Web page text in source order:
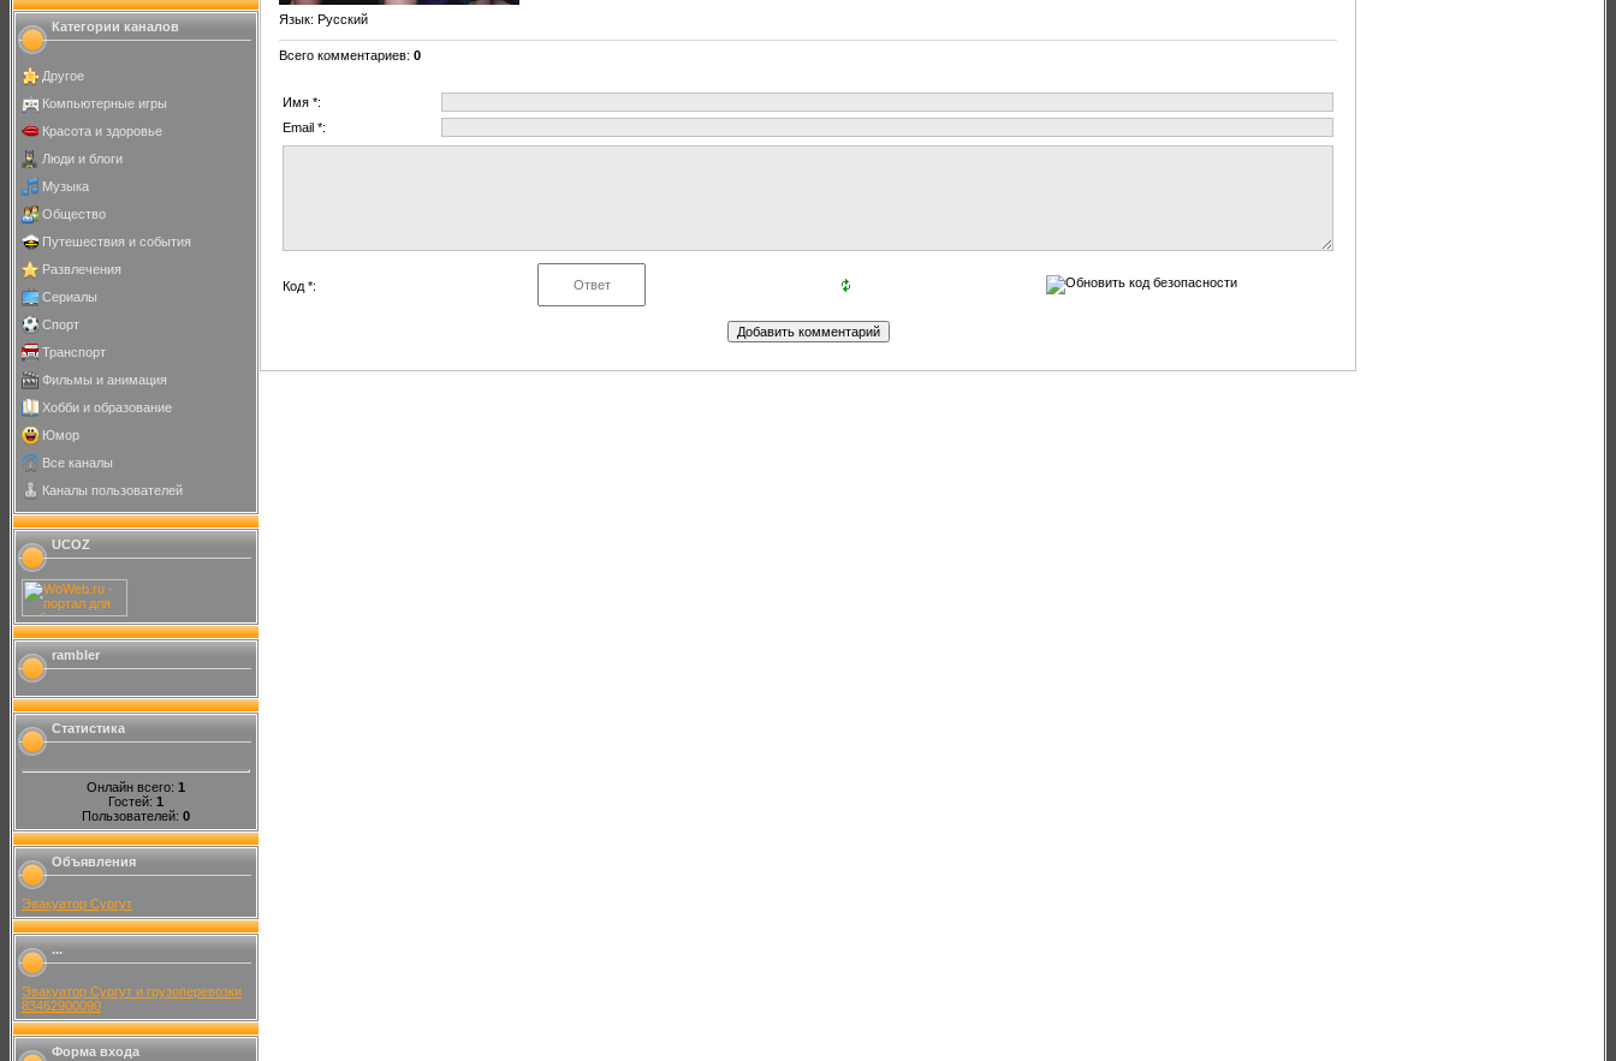
Категории каналов
Другое
Компьютерные игры
Красота и здоровье
Люди и блоги
Музыка
Общество
Путешествия и события
Развлечения
Сериалы
Спорт
Транспорт
Фильмы и анимация
Хобби и образование
Юмор
Все каналы
Каналы пользователей
UCOZ
rambler
Статистика
Онлайн всего: 1
Гостей: 1
Пользователей: 0
Объявления
Эвакуатор Сургут
...
Эвакуатор Сургут и грузоперевозки
83462900090
Форма входа
Язык: Русский
Всего комментариев: 0
Имя *:
Email *:
Код *: